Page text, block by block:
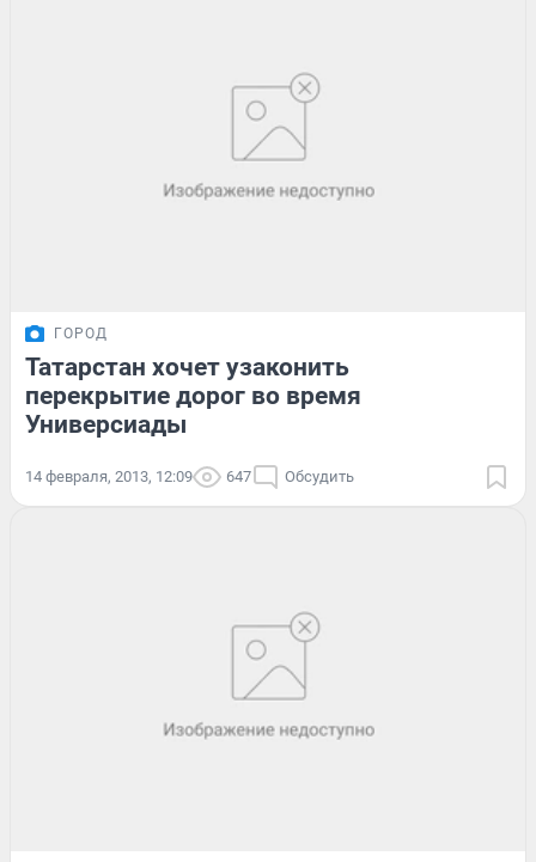
ГОРОД
Татарстан хочет узаконить
перекрытие дорог во время
Универсиады
14 февраля, 2013, 12:09 647 Обсудить